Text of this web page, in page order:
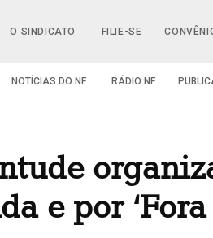
O SINDICATO FILIE-SE
NOTÍCIAS DO NF RÁDIO NF
e por